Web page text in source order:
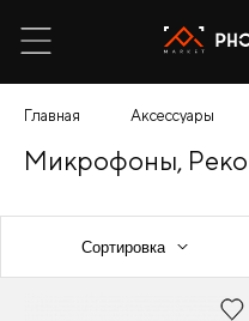
Главная Аксессуары
Микрофоны,